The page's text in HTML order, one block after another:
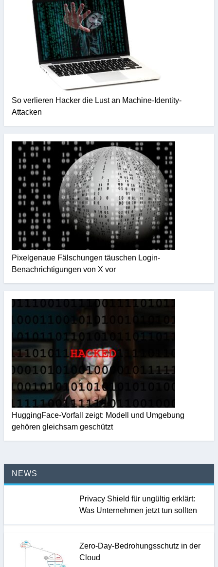
So verlieren Hacker die Lust an Machine-Identity-
Attacken
Pixelgenaue Fälschungen täuschen Login-
Benachrichtigungen von X vor
HuggingFace-Vorfall zeigt: Modell und Umgebung
gehören gleichsam geschützt
NEWS
Privacy Shield für ungültig erklärt:
Was Unternehmen jetzt tun sollten
Zero-Day-Bedrohungsschutz in der
Cloud